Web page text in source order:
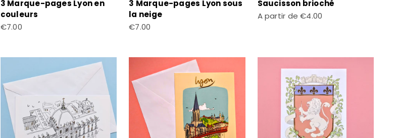
3 Marque-pages Lyon en
couleurs
Prix de vente
€7.00
3 Marque-pages Lyon sous
la neige
Prix de vente
€7.00
Saucisson brioché
Prix de vente
A partir de€4.00